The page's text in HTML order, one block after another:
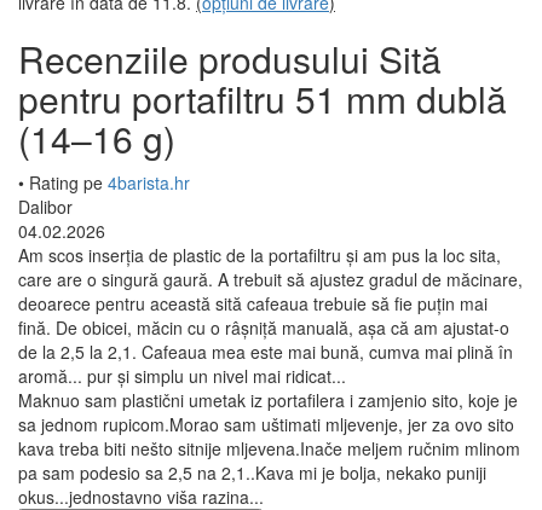
Recenziile produsului Sită
pentru portafiltru 51 mm dublă
(14–16 g)
• Rating pe 4barista.hr
Dalibor
04.02.2026
Am scos inserția de plastic de la portafiltru și am pus la loc sita,
care are o singură gaură. A trebuit să ajustez gradul de măcinare,
deoarece pentru această sită cafeaua trebuie să fie puțin mai
fină. De obicei, măcin cu o râșniță manuală, așa că am ajustat-o
de la 2,5 la 2,1. Cafeaua mea este mai bună, cumva mai plină în
aromă... pur și simplu un nivel mai ridicat...
Maknuo sam plastični umetak iz portafilera i zamjenio sito, koje je
sa jednom rupicom.Morao sam uštimati mljevenje, jer za ovo sito
kava treba biti nešto sitnije mljevena.Inače meljem ručnim mlinom
pa sam podesio sa 2,5 na 2,1..Kava mi je bolja, nekako puniji
okus...jednostavno viša razina...